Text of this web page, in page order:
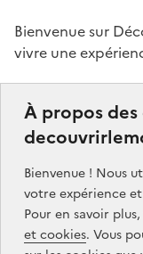
Bienvenue sur
vivre une
de vous guider
finaliser votre
un volontariat.
Partners
gouvernement.fr
À propos
Bienvenue ! Nous
votre expérience
Pour en savoir
et cookies. Vous